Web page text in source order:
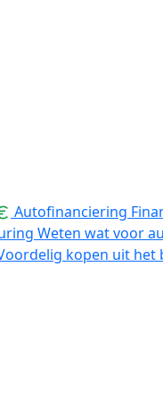
Autofinanciering
Weten wat voor
kopen uit het